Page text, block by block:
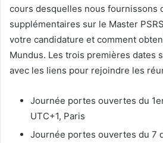
cours desquelles nous fournissons
supplémentaires sur le Master
votre candidature et comment
Mundus. Les trois premières dates
avec les liens pour rejoindre les
Journée portes ouvertes du
UTC+1, Paris
Journée portes ouvertes du 7